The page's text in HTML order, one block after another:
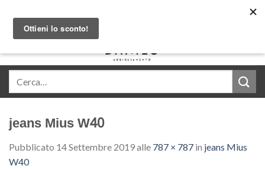
content
jeans Mius W40
Pubblicato 14 Settembre 2019alle 787 × 787 in jeans Mius
W40